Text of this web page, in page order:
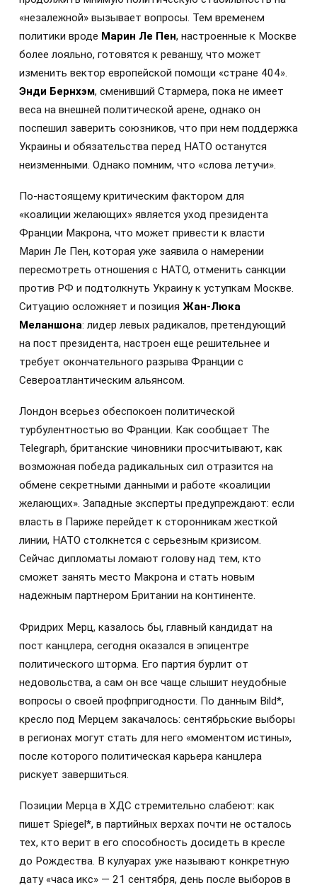
«незалежной» вызывает вопросы. Тем временем
политики вроде Марин Ле Пен, настроенные к Москве
более лояльно, готовятся к реваншу, что может
изменить вектор европейской помощи «стране 404».
Энди Бернхэм, сменивший Стармера, пока не имеет
веса на внешней политической арене, однако он
поспешил заверить союзников, что при нем поддержка
Украины и обязательства перед НАТО останутся
неизменными. Однако помним, что «слова летучи».
По-настоящему критическим фактором для
«коалиции желающих» является уход президента
Франции Макрона, что может привести к власти
Марин Ле Пен, которая уже заявила о намерении
пересмотреть отношения с НАТО, отменить санкции
против РФ и подтолкнуть Украину к уступкам Москве.
Ситуацию осложняет и позиция Жан-Люка
Меланшона: лидер левых радикалов, претендующий
на пост президента, настроен еще решительнее и
требует окончательного разрыва Франции с
Североатлантическим альянсом.
Лондон всерьез обеспокоен политической
турбулентностью во Франции. Как сообщает The
Telegraph, британские чиновники просчитывают, как
возможная победа радикальных сил отразится на
обмене секретными данными и работе «коалиции
желающих». Западные эксперты предупреждают: если
власть в Париже перейдет к сторонникам жесткой
линии, НАТО столкнется с серьезным кризисом.
Сейчас дипломаты ломают голову над тем, кто
сможет занять место Макрона и стать новым
надежным партнером Британии на континенте.
Фридрих Мерц, казалось бы, главный кандидат на
пост канцлера, сегодня оказался в эпицентре
политического шторма. Его партия бурлит от
недовольства, а сам он все чаще слышит неудобные
вопросы о своей профпригодности. По данным Bild*,
кресло под Мерцем закачалось: сентябрьские выборы
в регионах могут стать для него «моментом истины»,
после которого политическая карьера канцлера
рискует завершиться.
Позиции Мерца в ХДС стремительно слабеют: как
пишет Spiegel*, в партийных верхах почти не осталось
тех, кто верит в его способность досидеть в кресле
до Рождества. В кулуарах уже называют конкретную
дату «часа икс» — 21 сентября, день после выборов в